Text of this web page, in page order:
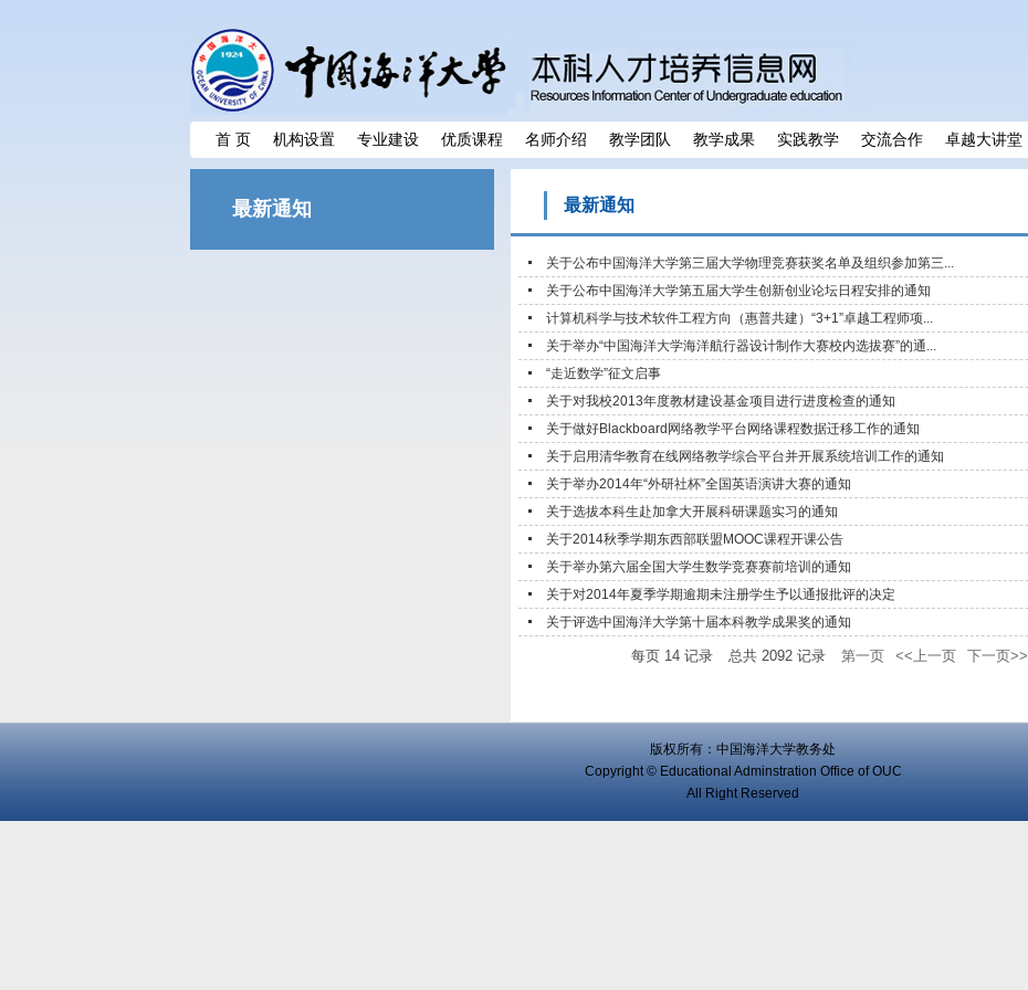
首 页 机构设置 专业建设 优质课程 名师介绍 教学团队 教学成果 实践教学 交流合作 卓越大讲堂
最新通知 最新通知
关于公布中国海洋大学第三届大学物理竞赛获奖名单及组织参加第三...
关于公布中国海洋大学第五届大学生创新创业论坛日程安排的通知
计算机科学与技术软件工程方向（惠普共建）“3+1”卓越工程师项...
关于举办“中国海洋大学海洋航行器设计制作大赛校内选拔赛”的通...
“走近数学”征文启事
关于对我校2013年度教材建设基金项目进行进度检查的通知
关于做好Blackboard网络教学平台网络课程数据迁移工作的通知
关于启用清华教育在线网络教学综合平台并开展系统培训工作的通知
关于举办2014年“外研社杯”全国英语演讲大赛的通知
关于选拔本科生赴加拿大开展科研课题实习的通知
关于2014秋季学期东西部联盟MOOC课程开课公告
关于举办第六届全国大学生数学竞赛赛前培训的通知
关于对2014年夏季学期逾期未注册学生予以通报批评的决定
关于评选中国海洋大学第十届本科教学成果奖的通知
每页 14 记录 总共 2092 记录 第一页 <<上一页 下一页>>
版权所有：中国海洋大学教务处
Copyright © Educational Adminstration Office of OUC
All Right Reserved